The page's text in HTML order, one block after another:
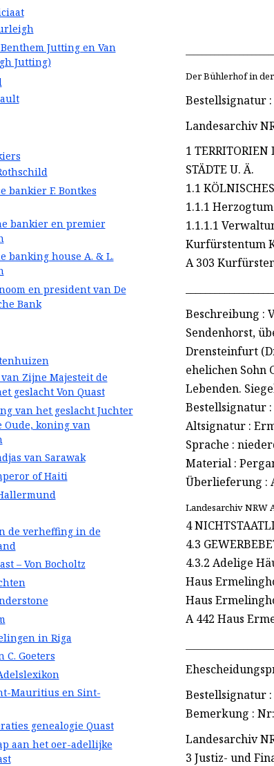
Der Bühlerhof in
Bestellsignatur
Landesarchiv
1 TERRITORIEN
STÄDTE U. Ä.
1.1
1.1.1
1.1.1.1
Kurfürstentum
A 303
Beschreibung :
Sendenhorst,
Drensteinfurt
ehelichen Sohn
Lebenden.
Bestellsignatur
Altsignatur :
Sprache :
Material :
Überlieferung :
Landesarchiv NRW
4
4.3
4.3.2 Adelige
Haus
Haus
A 442 Haus
Bestellsignatur :
Bemerkung :
Landesarchiv
3 Justiz- und
Jutting en Van
Jutting)
bankier F. Bontkes
bankier en premier
banking house A. & L.
en president van De
Bank
Zijne Majesteit de
geslacht Von Quast
van het geslacht Juchter
Oude, koning van
van Sarawak
of Haiti
de verheffing in de
– Von Bocholtz
in Riga
C. Goeters
Mauritius en Sint-
genealogie Quast
aan het oer-adellijke